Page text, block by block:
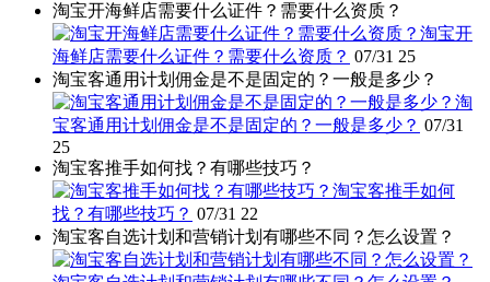
淘宝开海鲜店需要什么证件？需要什么资质？
淘宝开
海鲜店需要什么证件？需要什么资质？ 07/31 25
淘宝客通用计划佣金是不是固定的？一般是多少？
淘
宝客通用计划佣金是不是固定的？一般是多少？ 07/31
25
淘宝客推手如何找？有哪些技巧？
淘宝客推手如何
找？有哪些技巧？ 07/31 22
淘宝客自选计划和营销计划有哪些不同？怎么设置？